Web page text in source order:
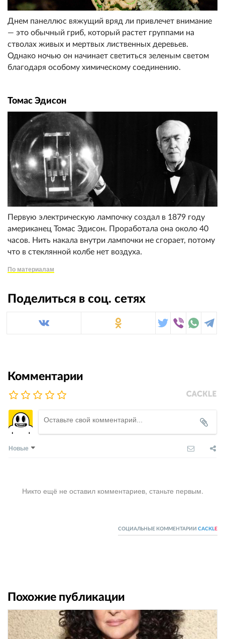
Днем панеллюс вяжущий вряд ли привлечет внимание
— это обычный гриб, который растет группами на
стволах живых и мертвых лиственных деревьев.
Однако ночью он начинает светиться зеленым светом
благодаря особому химическому соединению.
Томас Эдисон
Первую электрическую лампочку создал в 1879 году
американец Томас Эдисон. Проработала она около 40
часов. Нить накала внутри лампочки не сгорает, потому
что в стеклянной колбе нет воздуха.
По материалам
Поделиться в соц. сетях
Комментарии
Новые
Никто ещё не оставил комментариев, станьте первым.
СОЦИАЛЬНЫЕ КОММЕНТАРИИ CACKL E
Похожие публикации